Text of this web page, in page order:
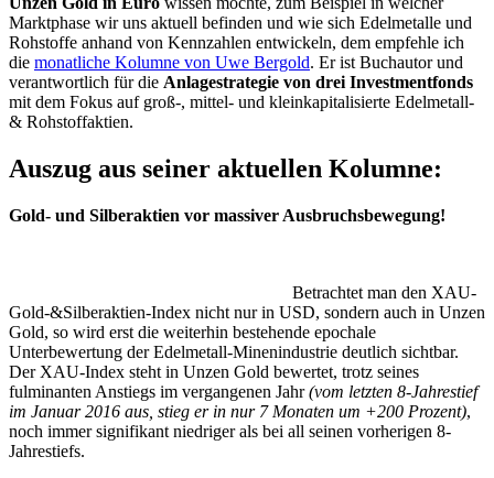
Marktphase wir uns aktuell befinden und wie sich Edelmetalle und
Rohstoffe anhand von Kennzahlen entwickeln, dem empfehle ich
die monatliche Kolumne von Uwe Bergold. Er ist Buchautor und
verantwortlich für die Anlagestrategie von drei Investmentfonds
mit dem Fokus auf groß-, mittel- und kleinkapitalisierte Edelmetall-
& Rohstoffaktien.
Auszug aus seiner aktuellen Kolumne:
Gold- und Silberaktien vor massiver Ausbruchsbewegung!
Betrachtet man den XAU-
Gold-&Silberaktien-Index nicht nur in USD, sondern auch in Unzen
Gold, so wird erst die weiterhin bestehende epochale
Unterbewertung der Edelmetall-Minenindustrie deutlich sichtbar.
Der XAU-Index steht in Unzen Gold bewertet, trotz seines
fulminanten Anstiegs im vergangenen Jahr(vom letzten 8-Jahrestief
im Januar 2016 aus, stieg er in nur 7 Monaten um +200 Prozent),
noch immer signifikant niedriger als bei all seinen vorherigen 8-
Jahrestiefs.